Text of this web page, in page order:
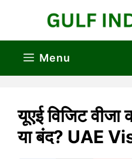
Menu
यूएई विजिट
या बंद? UAE